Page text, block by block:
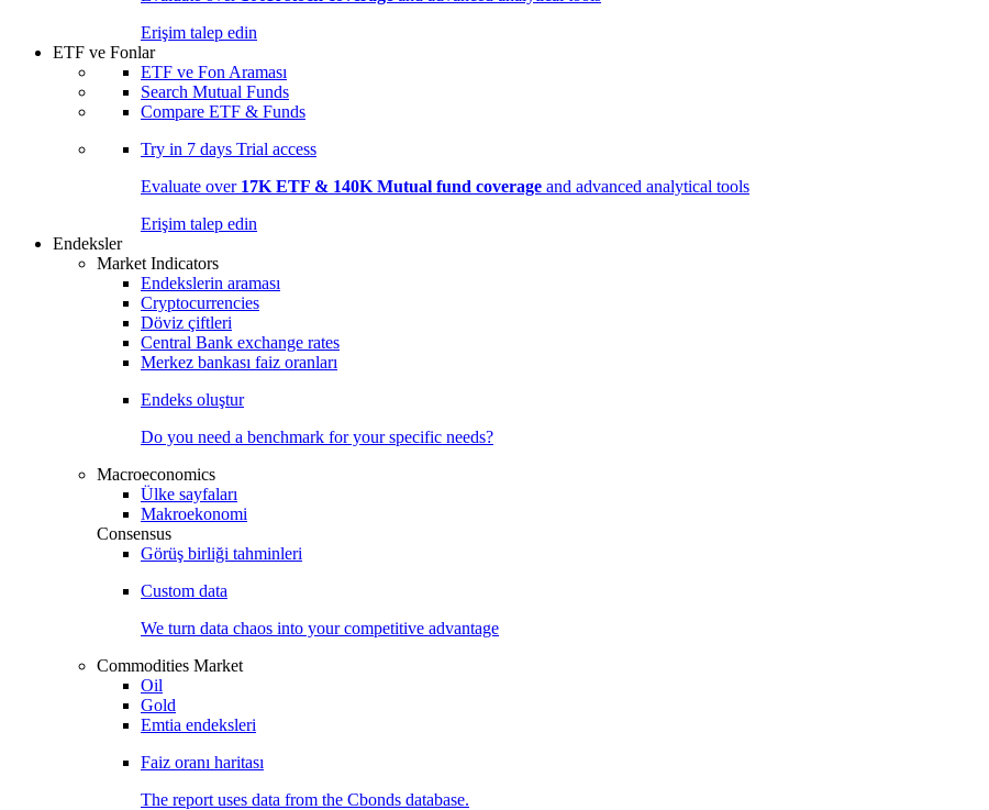
Erişim talep edin
ETF ve Fonlar
ETF ve Fon Araması
Search Mutual Funds
Compare ETF & Funds
Try in 7 days Trial access
Evaluate over 17K ETF & 140K Mutual fund coverage and advanced analytical tools
Erişim talep edin
Endeksler
Market Indicators
Endekslerin araması
Cryptocurrencies
Döviz çiftleri
Central Bank exchange rates
Merkez bankası faiz oranları
Endeks oluştur
Do you need a benchmark for your specific needs?
Macroeconomics
Ülke sayfaları
Makroekonomi
Consensus
Görüş birliği tahminleri
Custom data
We turn data chaos into your competitive advantage
Commodities Market
Oil
Gold
Emtia endeksleri
Faiz oranı haritası
The report uses data from the Cbonds database.